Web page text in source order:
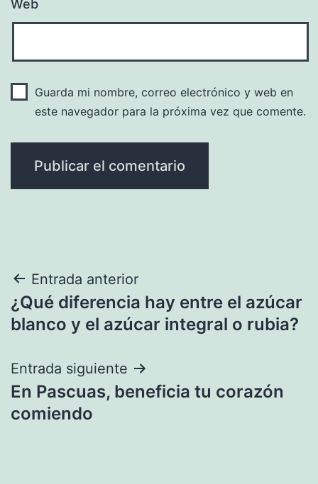
Web
Guarda mi nombre, correo electrónico y web en
este navegador para la próxima vez que comente.
Navegación
de
Entrada anterior
¿Qué diferencia hay entre el azúcar
blanco y el azúcar integral o rubia?
Entrada siguiente
En Pascuas, beneficia tu corazón
comiendo